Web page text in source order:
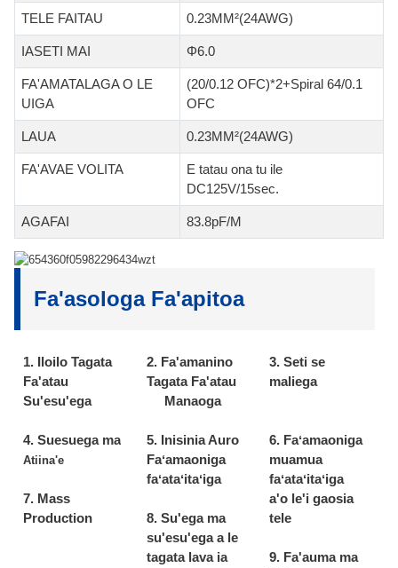
TELE FAITAU 0.23MM²(24AWG)
IASETI MAI Φ6.0
FA'AMATALAGA O LE
UIGA
(20/0.12 OFC)*2+Spiral 64/0.1
OFC
LAUA 0.23MM²(24AWG)
FA'AVAE VOLITA
E tatau ona tu ile
DC125V/15sec.
AGAFAI 83.8pF/M
Fa'asologa Fa'apitoa
1. Iloilo Tagata
Fa'atau
Su'esu'ega
4. Suesuega ma
Atiina'e
7. Mass
Production
2. Fa'amanino
Tagata Fa'atau
Manaoga
5. Inisinia Auro
Faʻamaoniga
faʻataʻitaʻiga
8. Su'ega ma
su'esu'ega a le
tagata lava ia
3. Seti se
maliega
6. Faʻamaoniga
muamua
faʻataʻitaʻiga
a'o le'i gaosia
tele
9. Fa'auma ma